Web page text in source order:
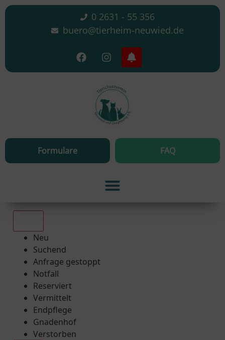
0 2631 - 55 356
buero@tierheim-neuwied.de
Formulare FAQ
Neu
Suchend
Anfrage gestoppt
Notfall
Reserviert
Vermittelt
Endpflege
Gnadenhof
Verstorben